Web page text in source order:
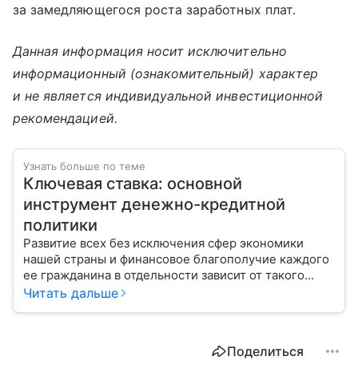
за замедляющегося роста заработных плат.
Данная информация носит исключительно
информационный (ознакомительный) характер
и не является индивидуальной инвестиционной
рекомендацией.
Узнать больше по теме
Ключевая ставка: основной
инструмент денежно-кредитной
политики
Развитие всех без исключения сфер экономики
нашей страны и финансовое благополучие каждого
ее гражданина в отдельности зависит от такого
показателя, как ключевая ставка. От чего зависит
Читать дальше
Поделиться